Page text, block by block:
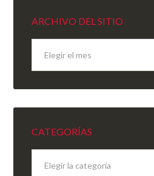
ARCHIVO DEL SITIO
sitio
CATEGORÍAS